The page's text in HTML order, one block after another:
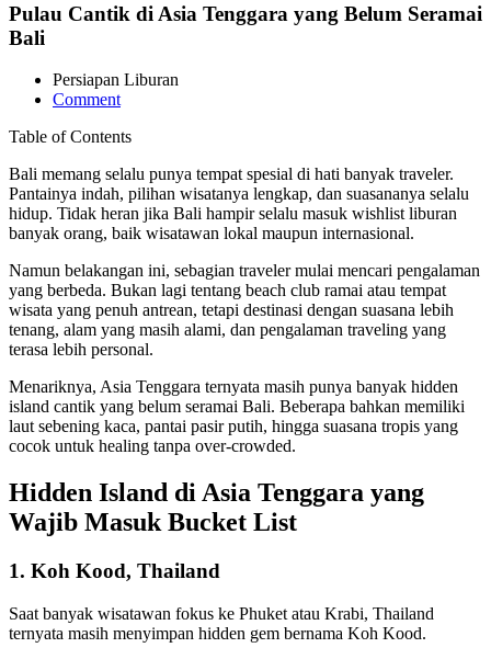
Pulau Cantik di Asia Tenggara yang Belum Seramai
Bali
Persiapan Liburan
Comment
Table of Contents
Bali memang selalu punya tempat spesial di hati banyak traveler.
Pantainya indah, pilihan wisatanya lengkap, dan suasananya selalu
hidup. Tidak heran jika Bali hampir selalu masuk wishlist liburan
banyak orang, baik wisatawan lokal maupun internasional.
Namun belakangan ini, sebagian traveler mulai mencari pengalaman
yang berbeda. Bukan lagi tentang beach club ramai atau tempat
wisata yang penuh antrean, tetapi destinasi dengan suasana lebih
tenang, alam yang masih alami, dan pengalaman traveling yang
terasa lebih personal.
Menariknya, Asia Tenggara ternyata masih punya banyak hidden
island cantik yang belum seramai Bali. Beberapa bahkan memiliki
laut sebening kaca, pantai pasir putih, hingga suasana tropis yang
cocok untuk healing tanpa over-crowded.
Hidden Island di Asia Tenggara yang
Wajib Masuk Bucket List
1. Koh Kood, Thailand
Saat banyak wisatawan fokus ke Phuket atau Krabi, Thailand
ternyata masih menyimpan hidden gem bernama Koh Kood.